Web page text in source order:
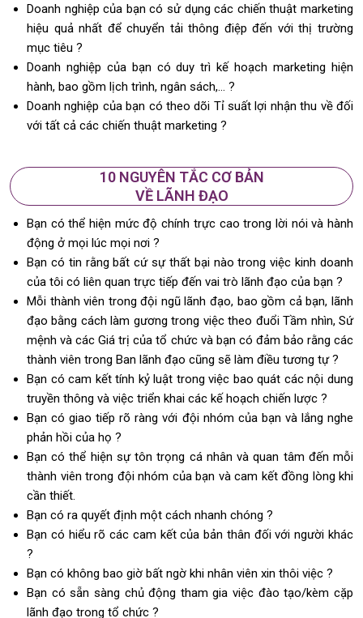
Doanh nghiệp của bạn có sử dụng các chiến thuật marketing
hiệu quả nhất để chuyển tải thông điệp đến với thị trường
mục tiêu ?
Doanh nghiệp của bạn có duy trì kế hoạch marketing hiện
hành, bao gồm lịch trình, ngân sách,… ?
Doanh nghiệp của bạn có theo dõi Tỉ suất lợi nhận thu về đối
với tất cả các chiến thuật marketing ?
10 NGUYÊN TẮC CƠ BẢN
VỀ LÃNH ĐẠO
Bạn có thể hiện mức độ chính trực cao trong lời nói và hành
động ở mọi lúc mọi nơi ?
Bạn có tin rằng bất cứ sự thất bại nào trong việc kinh doanh
của tôi có liên quan trực tiếp đến vai trò lãnh đạo của bạn ?
Mỗi thành viên trong đội ngũ lãnh đạo, bao gồm cả bạn, lãnh
đạo bằng cách làm gương trong việc theo đuổi Tầm nhìn, Sứ
mệnh và các Giá trị của tổ chức và bạn có đảm bảo rằng các
thành viên trong Ban lãnh đạo cũng sẽ làm điều tương tự ?
Bạn có cam kết tính kỷ luật trong việc bao quát các nội dung
truyền thông và việc triển khai các kế hoạch chiến lược ?
Bạn có giao tiếp rõ ràng với đội nhóm của bạn và lắng nghe
phản hồi của họ ?
Bạn có thể hiện sự tôn trọng cá nhân và quan tâm đến mỗi
thành viên trong đội nhóm của bạn và cam kết đồng lòng khi
cần thiết.
Bạn có ra quyết định một cách nhanh chóng ?
Bạn có hiểu rõ các cam kết của bản thân đối với người khác
?
Bạn có không bao giờ bất ngờ khi nhân viên xin thôi việc ?
Bạn có sẵn sàng chủ động tham gia việc đào tạo/kèm cặp
lãnh đạo trong tổ chức ?